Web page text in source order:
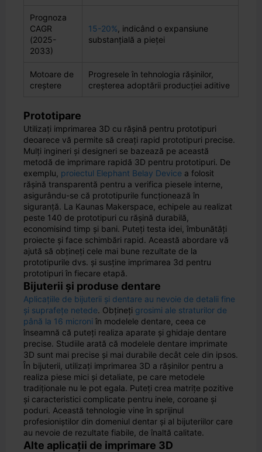
Prognoza
CAGR
(2025-
2033)
15-20% , indicând o expansiune
substanțială a pieței
Motoare de
creștere
Progresele în tehnologia rășinilor,
creșterea adoptării producției aditive
Prototipare
Utilizați imprimarea 3D cu rășină pentru prototipuri
deoarece vă permite să creați rapid prototipuri precise.
Mulți ingineri și designeri se bazează pe această
metodă de imprimare rapidă 3D pentru prototipuri. De
exemplu, proiectul Elephant Belay Device a folosit
rășină transparentă pentru a verifica piesele interne,
asigurându-se că prototipurile funcționează în
siguranță. La Kaunas Makerspace, echipele au realizat
peste 140 de prototipuri cu rășină durabilă,
economisind timp și bani. Puteți testa idei, îmbunătăți
proiecte și face schimbări rapid. Această abordare vă
ajută să obțineți cele mai bune rezultate de la
prototipurile dvs. și susține imprimarea 3d pentru
prototipuri în fiecare etapă.
Bijuterii și produse dentare
Aplicațiile de bijuterii și dentare au nevoie de detalii fine
și suprafețe netede. Obțineți grosimi ale straturilor de
până la 16 microni în modelele dentare, ceea ce
înseamnă că puteți realiza aparate și ghidaje dentare
precise. Studiile arată că modelele dentare imprimate
3D sunt mai precise și mai durabile decât cele din ipsos.
În bijuterii, utilizați imprimarea 3D a rășinilor pentru a
realiza piese mici și detaliate, pe care metodele
tradiționale nu le pot egala. Puteți crea matrițe pozitive
și caracteristici complicate pentru inele, coroane și
poduri. Această tehnologie vine în sprijinul
profesioniștilor din domeniul dentar și al bijuteriilor care
au nevoie de rezultate fiabile, de înaltă calitate.
Alte aplicații de imprimare 3D